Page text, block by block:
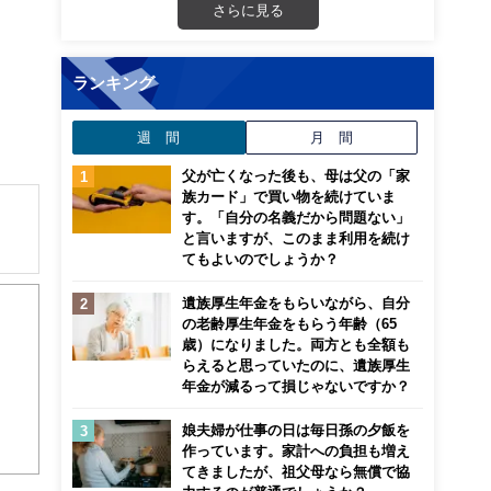
さらに見る
ランキング
週 間 月 間
父が亡くなった後も、母は父の「家
族カード」で買い物を続けていま
す。「自分の名義だから問題ない」
と言いますが、このまま利用を続け
てもよいのでしょうか？
遺族厚生年金をもらいながら、自分
の老齢厚生年金をもらう年齢（65
歳）になりました。両方とも全額も
らえると思っていたのに、遺族厚生
年金が減るって損じゃないですか？
娘夫婦が仕事の日は毎日孫の夕飯を
作っています。家計への負担も増え
てきましたが、祖父母なら無償で協